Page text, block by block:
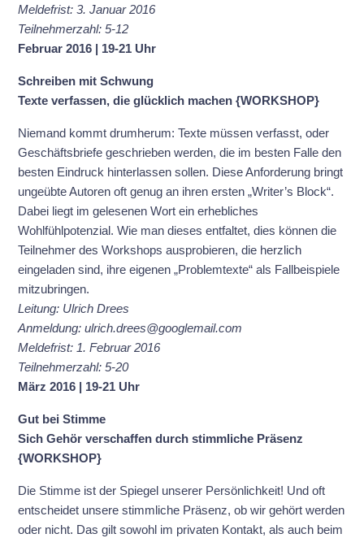
Meldefrist: 3. Januar 2016
Teilnehmerzahl: 5-12
Februar 2016 | 19-21 Uhr
Schreiben mit Schwung
Texte verfassen, die glücklich machen {WORKSHOP}
Niemand kommt drumherum: Texte müssen verfasst, oder
Geschäftsbriefe geschrieben werden, die im besten Falle den
besten Eindruck hinterlassen sollen. Diese Anforderung bringt
ungeübte Autoren oft genug an ihren ersten „Writer’s Block“.
Dabei liegt im gelesenen Wort ein erhebliches
Wohlfühlpotenzial. Wie man dieses entfaltet, dies können die
Teilnehmer des Workshops ausprobieren, die herzlich
eingeladen sind, ihre eigenen „Problemtexte“ als Fallbeispiele
mitzubringen.
Leitung: Ulrich Drees
Anmeldung: ulrich.drees@googlemail.com
Meldefrist: 1. Februar 2016
Teilnehmerzahl: 5-20
März 2016 | 19-21 Uhr
Gut bei Stimme
Sich Gehör verschaffendurch stimmliche Präsenz
{WORKSHOP}
Die Stimme ist der Spiegel unserer Persönlichkeit! Und oft
entscheidet unsere stimmliche Präsenz, ob wir gehört werden
oder nicht. Das gilt sowohl im privaten Kontakt, als auch beim